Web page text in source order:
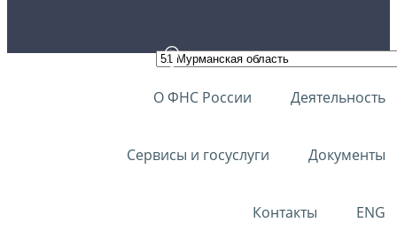
О ФНС России Деятельность
Сервисы и госуслуги Документы
Контакты ENG